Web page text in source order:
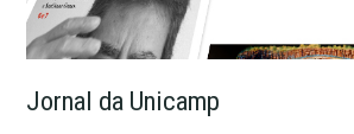
Jornal da Unicamp